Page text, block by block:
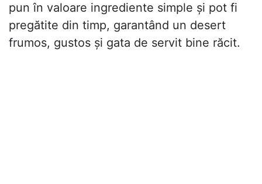
pun în valoare ingrediente simple și pot fi
pregătite din timp, garantând un desert
frumos, gustos și gata de servit bine răcit.